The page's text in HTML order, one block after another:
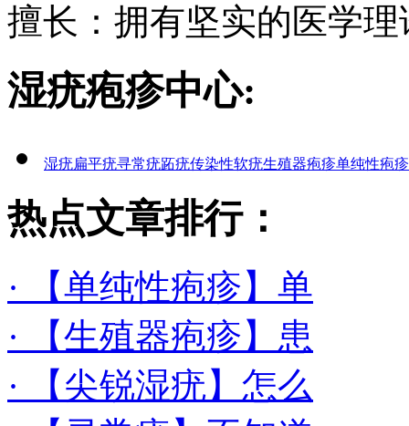
擅长：拥有坚实的医学理
湿疣疱疹中心:
湿疣扁平疣寻常疣跖疣传染性软疣生殖器疱疹单纯性疱疹
热点文章排行：
· 【单纯性疱疹】单
· 【生殖器疱疹】患
· 【尖锐湿疣】怎么